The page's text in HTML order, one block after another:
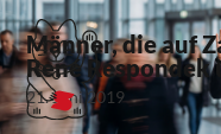
Männer, die auf
René
21. Juni 2019